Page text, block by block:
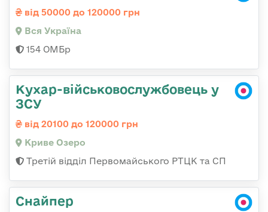
від 50000 до 120000 грн
Вся Україна
154 ОМБр
Кухар-військовослужбовець у
ЗСУ
від 20100 до 120000 грн
Криве Озеро
Третій відділ Первомайського РТЦК та СП
Снайпер